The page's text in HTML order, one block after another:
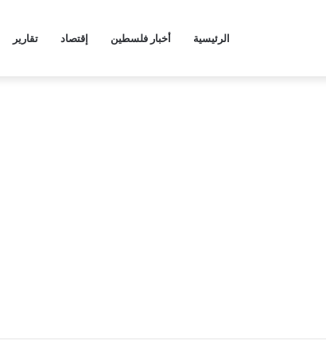
الرئيسية أخبار فلسطين إقتصاد تقارير